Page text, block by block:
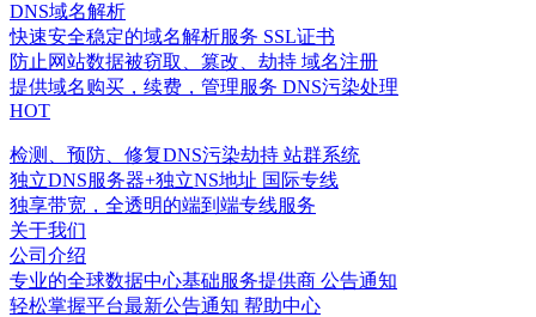
DNS域名解析
快速安全稳定的域名解析服务 SSL证书
防止网站数据被窃取、篡改、劫持 域名注册
提供域名购买，续费，管理服务 DNS污染处理
HOT
检测、预防、修复DNS污染劫持 站群系统
独立DNS服务器+独立NS地址 国际专线
独享带宽，全透明的端到端专线服务
关于我们
公司介绍
专业的全球数据中心基础服务提供商 公告通知
轻松掌握平台最新公告通知 帮助中心